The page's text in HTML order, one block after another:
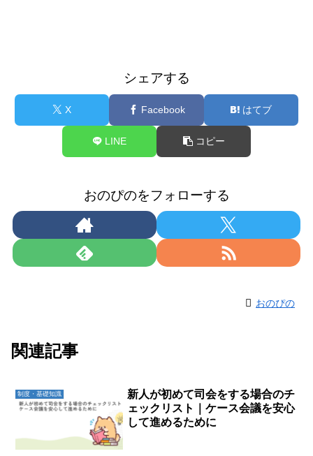
シェアする
X Facebook はてブ
LINE コピー
おのぴのをフォローする
おのぴの
関連記事
制度・基礎知識
新人が初めて司会をする場合のチ
ェックリスト｜ケース会議を安心
して進めるために